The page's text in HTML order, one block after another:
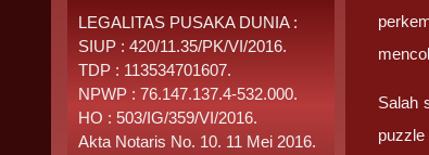
Salah
LEGALITAS PUSAKA DUNIA :
SIUP : 420/11.35/PK/VI/2016.
TDP : 113534701607.
NPWP : 76.147.137.4-532.000.
HO : 503/IG/359/VI/2016.
Akta Notaris No. 10. 11 Mei 2016.